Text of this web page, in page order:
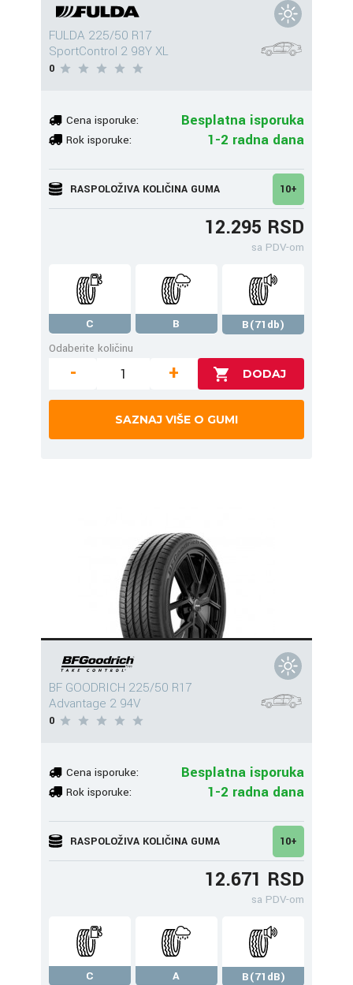
FULDA 225/50 R17
SportControl 2 98Y XL
0
Cena isporuke: Besplatna isporuka
Rok isporuke: 1-2 radna dana
RASPOLOŽIVA KOLIČINA GUMA 10+
12.295 RSD
sa PDV-om
C B
B(71db)
Odaberite količinu
- +
SAZNAJ VIŠE O GUMI
BF GOODRICH 225/50 R17
Advantage 2 94V
0
Cena isporuke: Besplatna isporuka
Rok isporuke: 1-2 radna dana
RASPOLOŽIVA KOLIČINA GUMA 10+
12.671 RSD
sa PDV-om
C A
B(71dB)